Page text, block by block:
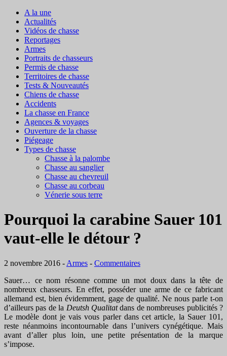
A la une
Actualités
Vidéos de chasse
Reportages
Armes
Portraits de chasseurs
Permis de chasse
Territoires de chasse
Tests & Nouveautés
Chiens de chasse
Accidents
La chasse en France
Agences & voyages
Ouverture de la chasse
Piégeage
Types de chasse
Chasse à la palombe
Chasse au sanglier
Chasse au chevreuil
Chasse au corbeau
Vénerie sous terre
Pourquoi la carabine Sauer 101
vaut-elle le détour ?
2 novembre 2016 - Armes - Commentaires
Sauer… ce nom résonne comme un mot doux dans la tête de
nombreux chasseurs. En effet, posséder une arme de ce fabricant
allemand est, bien évidemment, gage de qualité. Ne nous parle t-on
d’ailleurs pas de la Deutsh Qualitatdans de nombreuses publicités ?
Le modèle dont je vais vous parler dans cet article, la Sauer 101,
reste néanmoins incontournable dans l’univers cynégétique. Mais
avant d’aller plus loin, une petite présentation de la marque
s’impose.